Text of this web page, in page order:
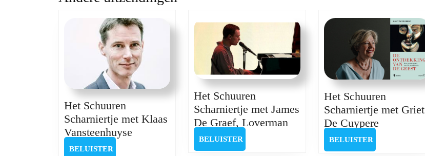
Het Schuuren
Scharniertje met Klaas
Vansteenhuyse
BELUISTER
Het Schuuren
Scharniertje met James
De Graef, Loverman
Schuuren
Scharniertje
BELUISTER
Het Schuuren
Scharniertje met Griet
De CuypereHet
BELUISTERBELUISTER